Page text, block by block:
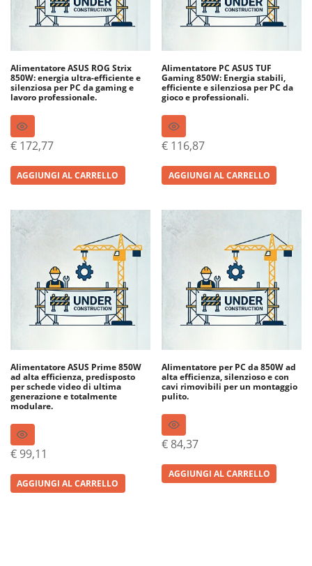
Alimentatore ASUS ROG Strix
850W: energia ultra-efficiente e
silenziosa per PC da gaming e
lavoro professionale.
€ 172,77
AGGIUNGI AL CARRELLO
Alimentatore PC ASUS TUF
Gaming 850W: Energia stabili,
efficiente e silenziosa per PC da
gioco e professionali.
€ 116,87
AGGIUNGI AL CARRELLO
Alimentatore ASUS Prime 850W
ad alta efficienza, predisposto
per schede video di ultima
generazione e totalmente
modulare.
€ 99,11
AGGIUNGI AL CARRELLO
Alimentatore per PC da 850W ad
alta efficienza, silenzioso e con
cavi rimovibili per un montaggio
pulito.
€ 84,37
AGGIUNGI AL CARRELLO